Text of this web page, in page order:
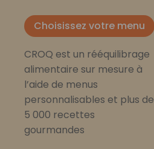
Choisissez votre menu
CROQ est un rééquilibrage
alimentaire sur mesure à
l’aide de menus
personnalisables et plus de
5 000 recettes
gourmandes